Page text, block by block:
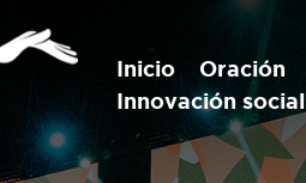
Inicio Oración
Innovación social